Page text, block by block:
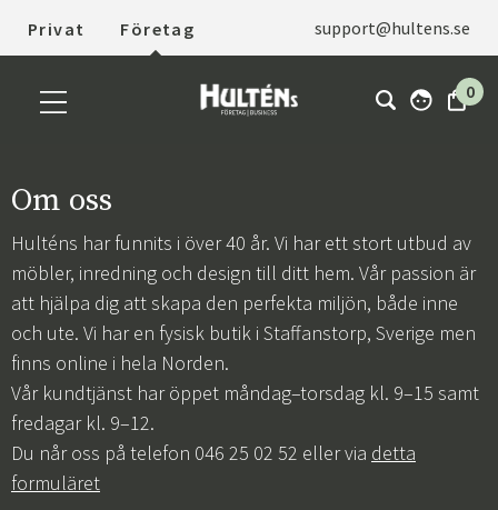
Privat Företag support@hultens.se
0
Om oss
Hulténs har funnits i över 40 år. Vi har ett stort utbud av
möbler, inredning och design till ditt hem. Vår passion är
att hjälpa dig att skapa den perfekta miljön, både inne
och ute. Vi har en fysisk butik i Staffanstorp, Sverige men
finns online i hela Norden.
Vår kundtjänst har öppet måndag–torsdag kl. 9–15 samt
fredagar kl. 9–12.
Du når oss på telefon 046 25 02 52 eller via detta
formuläret